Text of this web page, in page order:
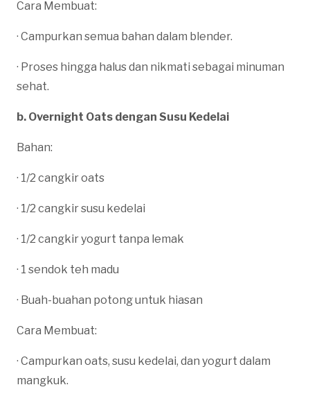
Cara Membuat:
· Campurkan semua bahan dalam blender.
· Proses hingga halus dan nikmati sebagai minuman
sehat.
b. Overnight Oats dengan Susu Kedelai
Bahan:
· 1/2 cangkir oats
· 1/2 cangkir susu kedelai
· 1/2 cangkir yogurt tanpa lemak
· 1 sendok teh madu
· Buah-buahan potong untuk hiasan
Cara Membuat:
· Campurkan oats, susu kedelai, dan yogurt dalam
mangkuk.